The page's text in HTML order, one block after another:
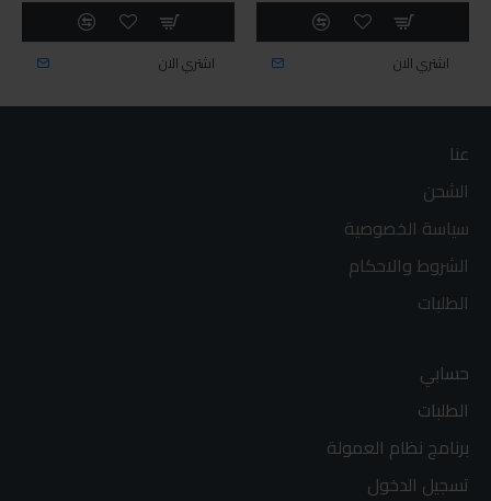
اشتري الان اشتري الان
عنا
الشحن
سياسة الخصوصية
الشروط والاحكام
الطلبات
حسابي
الطلبات
برنامج نظام العمولة
تسجيل الدخول